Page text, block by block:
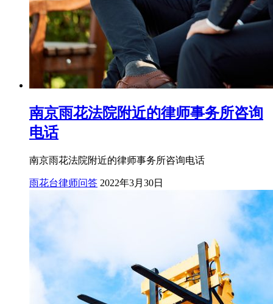
南京雨花法院附近的律师事务所咨询
电话
南京雨花法院附近的律师事务所咨询电话
雨花台律师问答 2022年3月30日